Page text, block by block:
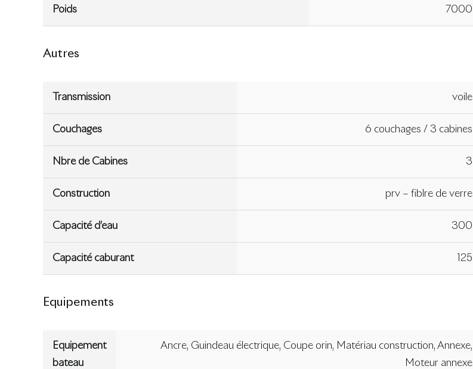
Poids 7000
Autres
Transmission voile
Couchages 6 couchages / 3 cabines
Nbre de Cabines 3
Construction prv – fiblre de verre
Capacité d’eau 300
Capacité caburant 125
Equipements
Equipement
bateau
Ancre, Guindeau électrique, Coupe orin, Matériau construction, Annexe,
Moteur annexe